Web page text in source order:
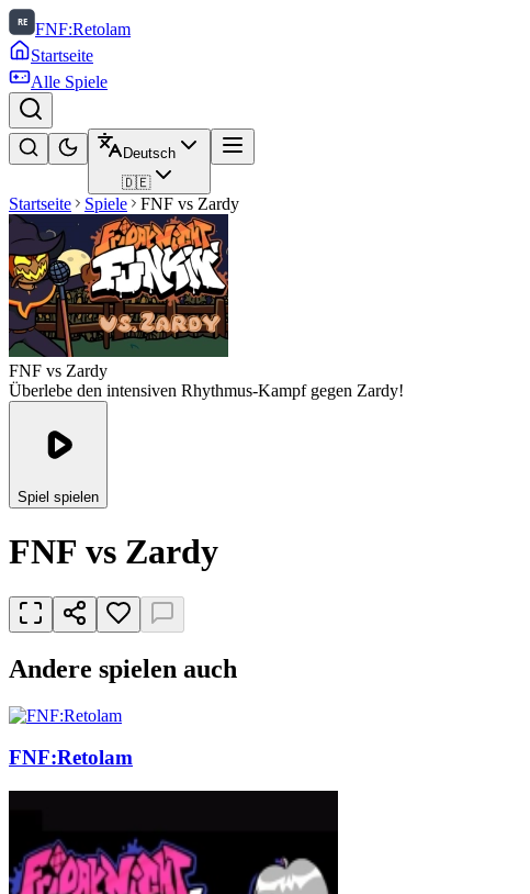
FNF:Retolam
Startseite
Alle Spiele
Deutsch
🇩🇪
Startseite Spiele FNF vs Zardy
FNF vs Zardy
Überlebe den intensiven Rhythmus-Kampf gegen Zardy!
Spiel spielen
FNF vs Zardy
Andere spielen auch
FNF:Retolam